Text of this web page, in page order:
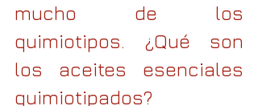
mucho de los
quimiotipos. ¿Qué son
los aceites esenciales
quimiotipados?